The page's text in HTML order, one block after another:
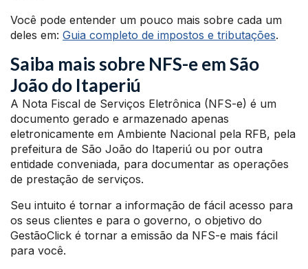
Você pode entender um pouco mais sobre cada um
deles em: Guia completo de impostos e tributações.
Saiba mais sobre NFS-e em São
João do Itaperiú
A Nota Fiscal de Serviços Eletrônica (NFS-e) é um
documento gerado e armazenado apenas
eletronicamente em Ambiente Nacional pela RFB, pela
prefeitura de São João do Itaperiú ou por outra
entidade conveniada, para documentar as operações
de prestação de serviços.
Seu intuito é tornar a informação de fácil acesso para
os seus clientes e para o governo, o objetivo do
GestãoClick é tornar a emissão da NFS-e mais fácil
para você.